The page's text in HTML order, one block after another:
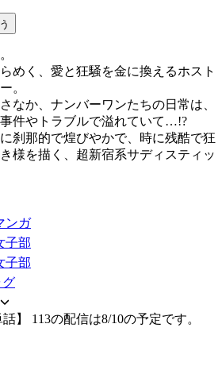
めく、愛と狂騒を金に換えるホスト
。
なか、ナンバーワンたちの日常は、
件やトラブルで溢れていて…!?
刹那的で煌びやかで、時に残酷で狂
様を描く、超新宿系サディスティッ
ンガ
子部
子部
グ
】 113の配信は8/10の予定です。